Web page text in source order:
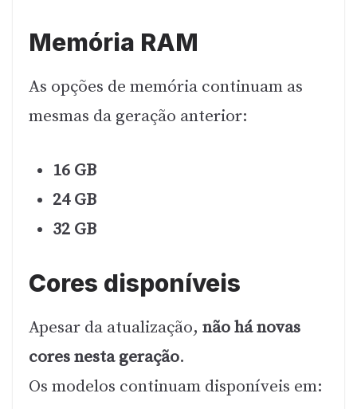
Memória RAM
As opções de memória continuam as
mesmas da geração anterior:
16 GB
24 GB
32 GB
Cores disponíveis
Apesar da atualização, não há novas
cores nesta geração.
Os modelos continuam disponíveis em: